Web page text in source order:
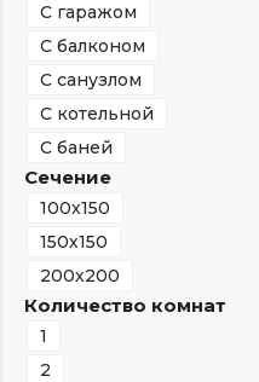
С гаражом
С балконом
С санузлом
С котельной
С баней
Сечение
100х150
150х150
200х200
Количество комнат
1
2